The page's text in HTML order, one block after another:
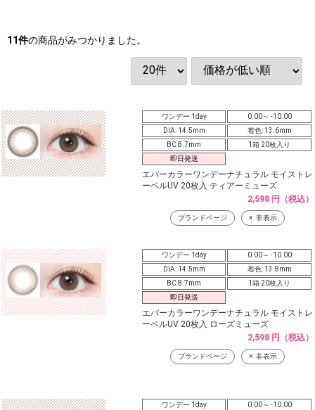
11件の商品がみつかりました。
ワンデー 1day
0.00～ -10.00
DIA: 14.5mm
着色: 13.6mm
BC 8.7mm
1箱 20枚入り
即日発送
エバーカラーワンデーナチュラル モイストレ
ーベルUV 20枚入 ティアーミューズ
2,598 円（税込）
ブランドページ 非表示
ワンデー 1day
0.00～ -10.00
DIA: 14.5mm
着色: 13.8mm
BC 8.7mm
1箱 20枚入り
即日発送
エバーカラーワンデーナチュラル モイストレ
ーベルUV 20枚入 ローズミューズ
2,598 円（税込）
ブランドページ 非表示
ワンデー 1day 0.00～ -10.00